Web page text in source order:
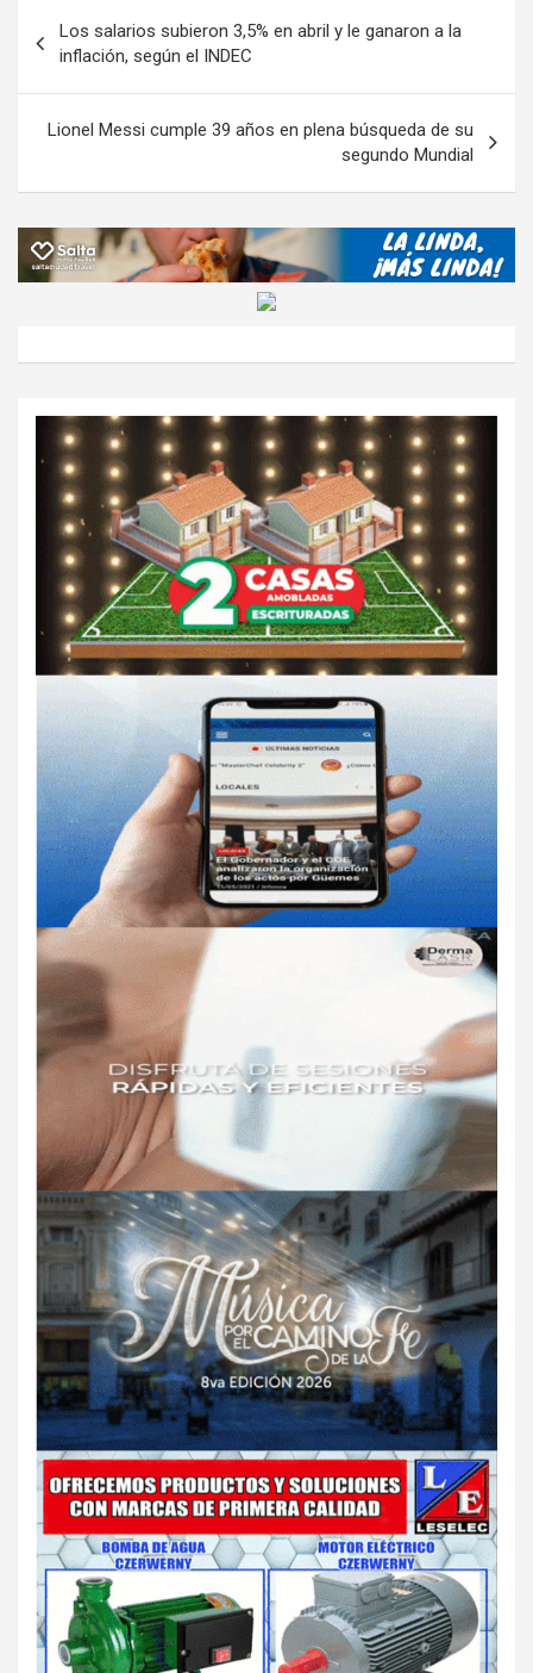
o
k
p
p
m
M
ail
er
ar
tir
de
entradas
Los salarios subieron 3,5% en abril y le ganaron a la
inflación, según el INDEC
Lionel Messi cumple 39 años en plena búsqueda de su
segundo Mundial